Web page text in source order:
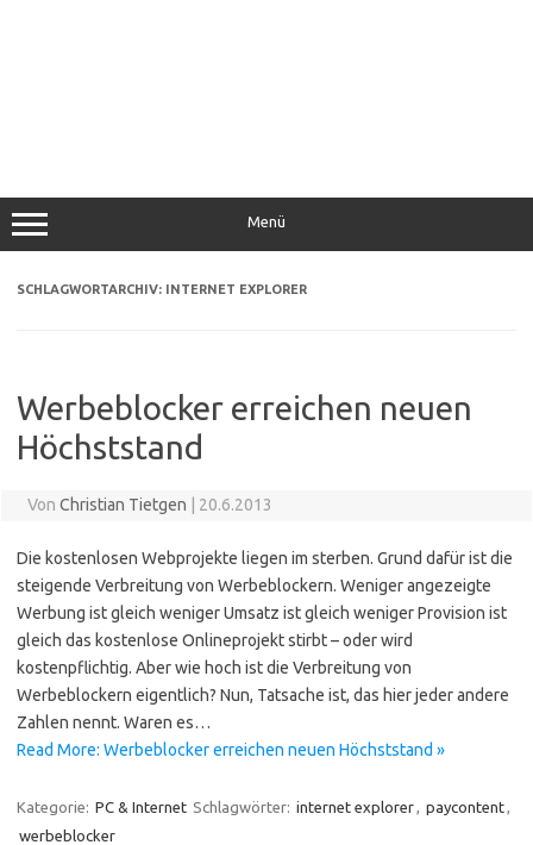
Menü
SCHLAGWORTARCHIV: INTERNET EXPLORER
Werbeblocker erreichen neuen
Höchststand
Von Christian Tietgen | 20.6.2013
Die kostenlosen Webprojekte liegen im sterben. Grund dafür ist die
steigende Verbreitung von Werbeblockern. Weniger angezeigte
Werbung ist gleich weniger Umsatz ist gleich weniger Provision ist
gleich das kostenlose Onlineprojekt stirbt – oder wird
kostenpflichtig. Aber wie hoch ist die Verbreitung von
Werbeblockern eigentlich? Nun, Tatsache ist, das hier jeder andere
Zahlen nennt. Waren es…
Read More: Werbeblocker erreichen neuen Höchststand »
Kategorie: PC & Internet Schlagwörter: internet explorer paycontent
werbeblocker